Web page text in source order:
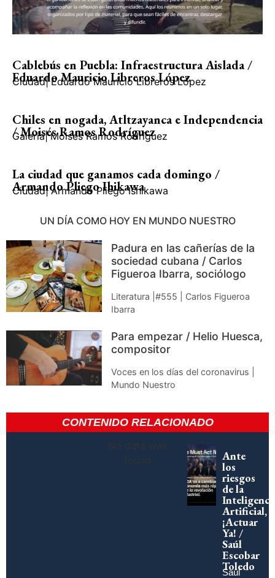
Cablebús en Puebla: Infraestructura Aislada /
Eduardo Mauricio Libreros López
Ciudad| Eduardo Mauricio Libreros López
Chiles en nogada, Atltzayanca e Independencia
/ Moisés Ramos Rodríguez
Galería| Moisés Ramos Rodríguez
La ciudad que ganamos cada domingo /
Armando Pliego Ihikawa
Ciudad| Armando Pliego Ishikawa
UN DÍA COMO HOY EN MUNDO NUESTRO
Padura en las cañerías de la
sociedad cubana / Carlos
Figueroa Ibarra, sociólogo
Literatura |#555 | Carlos Figueroa
Ibarra
Para empezar / Helio Huesca,
compositor
Voces en los días del coronavirus |
Mundo Nuestro
CONTENIDO RELACIONADO
No data was
found
Ante
los
riesgos
de la
Artificial,
¡Actuar
Ya! /
Saúl
Escobar
Toledo
Saúl